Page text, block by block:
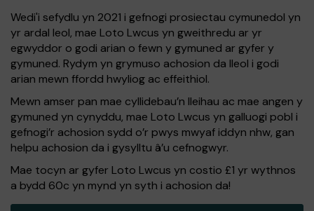
Wedi'i sefydlu yn 2021 i gefnogi prosiectau cymunedol yn
yr ardal leol, mae Loto Lwcus yn gweithredu ar yr
egwyddor o godi arian o fewn y gymuned ar gyfer y
gymuned. Rydym yn grymuso achosion da lleol i godi
arian mewn ffordd hwyliog ac effeithiol.
Mewn amser pan mae cyllidebau’n lleihau ac mae angen y
gymuned yn cynyddu, mae Loto Lwcus yn galluogi pobl i
gefnogi’r achosion sydd o’r pwys mwyaf iddyn nhw, gan
helpu achosion da i gysylltu â’u cefnogwyr.
Mae tocyn ar gyfer Loto Lwcus yn costio £1 yr wythnos
a bydd 60c yn mynd yn syth i achosion da!